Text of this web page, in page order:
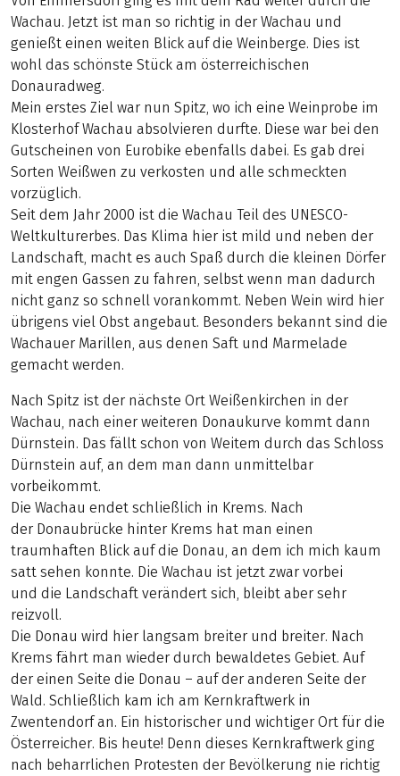
Wachau. Jetzt ist man so richtig in der Wachau und
genießt einen weiten Blick auf die Weinberge. Dies ist
wohl das schönste Stück am österreichischen
Donauradweg.
Mein erstes Ziel war nun Spitz, wo ich eine Weinprobe im
Klosterhof Wachau absolvieren durfte. Diese war bei den
Gutscheinen von Eurobike ebenfalls dabei. Es gab drei
Sorten Weißwen zu verkosten und alle schmeckten
vorzüglich.
Seit dem Jahr 2000 ist die Wachau Teil des UNESCO-
Weltkulturerbes. Das Klima hier ist mild und neben der
Landschaft, macht es auch Spaß durch die kleinen Dörfer
mit engen Gassen zu fahren, selbst wenn man dadurch
nicht ganz so schnell vorankommt. Neben Wein wird hier
übrigens viel Obst angebaut. Besonders bekannt sind die
Wachauer Marillen, aus denen Saft und Marmelade
gemacht werden.
Nach Spitz ist der nächste Ort Weißenkirchen in der
Wachau, nach einer weiteren Donaukurve kommt dann
Dürnstein. Das fällt schon von Weitem durch das Schloss
Dürnstein auf, an dem man dann unmittelbar
vorbeikommt.
Die Wachau endet schließlich in Krems. Nach
der Donaubrücke hinter Krems hat man einen
traumhaften Blick auf die Donau, an dem ich mich kaum
satt sehen konnte. Die Wachau ist jetzt zwar vorbei
und die Landschaft verändert sich, bleibt aber sehr
reizvoll.
Die Donau wird hier langsam breiter und breiter. Nach
Krems fährt man wieder durch bewaldetes Gebiet. Auf
der einen Seite die Donau – auf der anderen Seite der
Wald. Schließlich kam ich am Kernkraftwerk in
Zwentendorf an. Ein historischer und wichtiger Ort für die
Österreicher. Bis heute! Denn dieses Kernkraftwerk ging
nach beharrlichen Protesten der Bevölkerung nie richtig